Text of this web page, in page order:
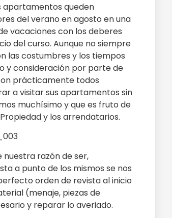
apartamentos queden
del verano en agosto en una
vacaciones con los deberes
del curso. Aunque no siempre
las costumbres y los tiempos
y consideración por parte de
prácticamente todos
a visitar sus apartamentos sin
muchísimo y que es fruto de
y los arrendatarios.
nuestra razón de ser,
a punto de los mismos se nos
orden de revista al inicio
(menaje, piezas de
y reparar lo averiado.